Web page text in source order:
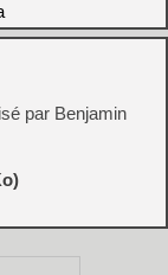
par Benjamin